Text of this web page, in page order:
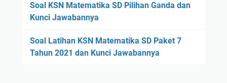
Soal KSN Matematika SD Pilihan Ganda dan
Kunci Jawabannya
Soal Latihan KSN Matematika SD Paket 7
Tahun 2021 dan Kunci Jawabannya